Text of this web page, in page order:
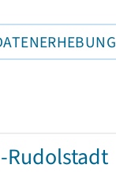
Rudolstadt